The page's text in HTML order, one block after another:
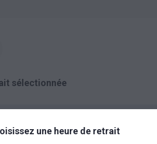
sélectionnée
une heure de retrait